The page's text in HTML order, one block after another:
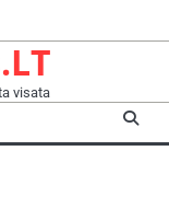
visata